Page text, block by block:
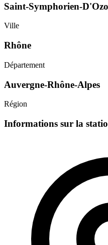
Saint-Symphorien-
Ville
Rhône
Département
Auvergne-Rhône-Alpes
Région
Informations sur la